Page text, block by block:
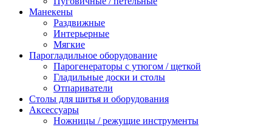
Манекены
Раздвижные
Интерьерные
Мягкие
Парогладильное оборудование
Парогенераторы с утюгом / щеткой
Гладильные доски и столы
Отпариватели
Столы для шитья и оборудования
Аксессуары
Ножницы / режущие инструменты